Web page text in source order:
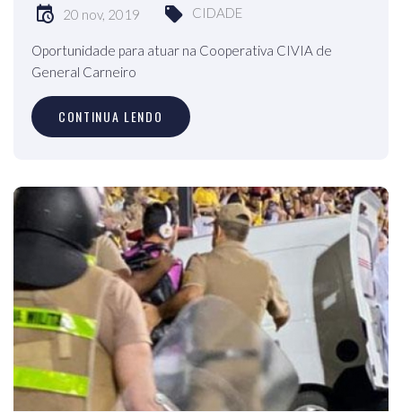
20 nov, 2019 CIDADE
Oportunidade para atuar na Cooperativa CIVIA de
General Carneiro
CONTINUA LENDO